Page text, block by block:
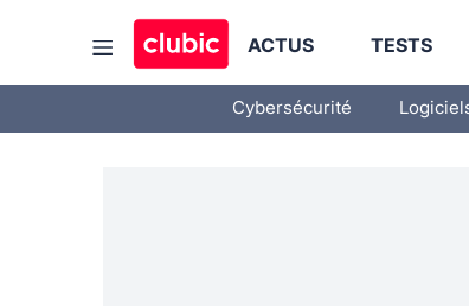
ACTUS TESTS
Cybersécurité